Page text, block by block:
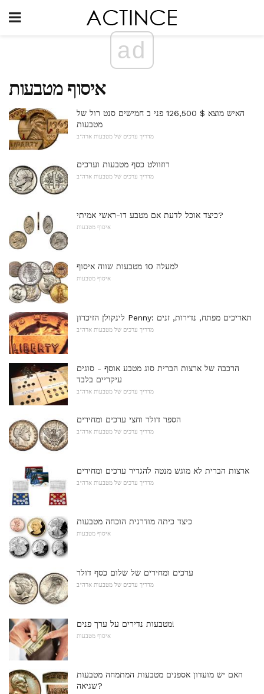
ad
איסוף מטבעות
האיש מוצא $ 126,500 פני ב חמישים סנט רול של
מטבעות
מדריך ערכים של מטבעות ארה"ב
רוזוולט כסף מטבעות וערכים
מדריך ערכים של מטבעות ארה"ב
כיצד אוכל לדעת אם מטבע דו-ראשי אמיתי?
איסוף מטבעות
למעלה 10 מטבעות שווה איסוף
איסוף מטבעות
לינקולן הזיכרון Penny: תאריכים מפתח, נדירות, זנים
מדריך ערכים של מטבעות ארה"ב
הרכבה של ארצות הברית סוג מטבע אוסף - סוגים
עיקריים בלבד
מדריך ערכים של מטבעות ארה"ב
הספר דולר וחצי ערכים ומחירים
מדריך ערכים של מטבעות ארה"ב
ארצות הברית לא מוגש מנטה להגדיר ערכים ומחירים
מדריך ערכים של מטבעות ארה"ב
כיצד כיתה מודרנית הוכחה מטבעות
איסוף מטבעות
ערכים ומחירים של שלום כסף דולר
מדריך ערכים של מטבעות ארה"ב
מטבעות נדירים על ערך פנים!
איסוף מטבעות
האם יש מועדון אספנים מטבעות המתמחה מטבעות
שגיאה?